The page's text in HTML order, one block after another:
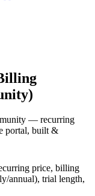
— recurring
portal, built &
price, billing
annual), trial length,